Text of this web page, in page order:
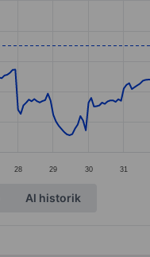
28 29 30 31
Al historik